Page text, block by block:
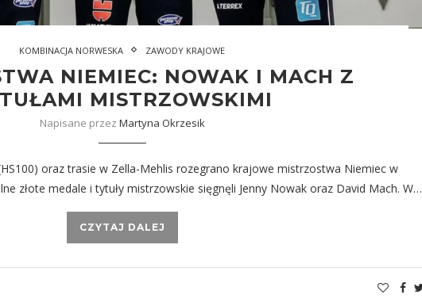
KOMBINACJA NORWESKA ZAWODY KRAJOWE
NIEMIEC: NOWAK I MACH Z
MISTRZOWSKIMI
Napisane przez Martyna Okrzesik
oraz trasie w Zella-Mehlis rozegrano krajowe mistrzostwa Niemiec w
złote medale i tytuły mistrzowskie sięgnęli Jenny Nowak oraz David Mach. W…
CZYTAJ DALEJ